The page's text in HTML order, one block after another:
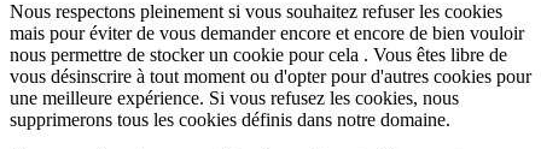
Nous respectons pleinement si vous souhaitez refuser les cookies
mais pour éviter de vous demander encore et encore de bien vouloir
nous permettre de stocker un cookie pour cela . Vous êtes libre de
vous désinscrire à tout moment ou d'opter pour d'autres cookies pour
une meilleure expérience. Si vous refusez les cookies, nous
supprimerons tous les cookies définis dans notre domaine.